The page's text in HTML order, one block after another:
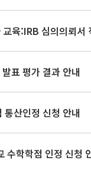
육:IRB 심의의뢰서
표 평가 결과 안내
산인정 신청 안내
수학학점 인정 신청